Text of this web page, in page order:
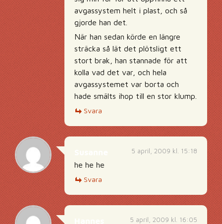
avgassystem helt i plast, och så
gjorde han det.
När han sedan körde en längre
sträcka så lät det plötsligt ett
stort brak, han stannade för att
kolla vad det var, och hela
avgassystemet var borta och
hade smälts ihop till en stor klump.
Svara
5 april, 2009 kl. 15:18
he he he
Svara
5 april, 2009 kl. 16:05